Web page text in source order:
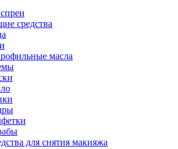
средства
масла
для снятия макияжа